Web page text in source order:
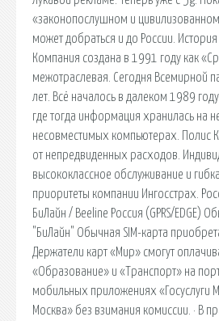
«законопослушном и
может добраться и до России.
Компания создана в 1991 году как
межотраслевая. Сегодня Всемирной
лет. Всё началось в далеком 1989
где тогда информация хранилась на
несовместимых компьютерах. Полис
от непредвиденных расходов.
высококлассное обслуживание и
приоритеты компании Ингосстрах.
БиЛайн / Beeline Россия (GPRS/EDGE)
"БиЛайн" Обычная SIM-карта
Держатели карт «Мир» смогут
«Образование» и «Транспорт» на
мобильных приложениях «Госуслуги
Москва» без взимания комиссии. · В